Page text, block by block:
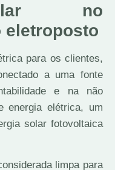
no
eletroposto
para os clientes,
a uma fonte
e na não
energia elétrica, um
solar fotovoltaica
limpa para